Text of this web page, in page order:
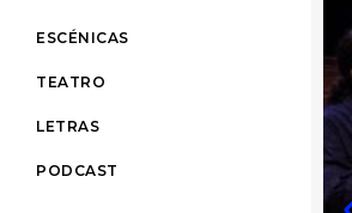
ESCÉNICAS
TEATRO
LETRAS
PODCAST